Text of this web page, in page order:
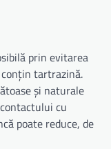
prin evitarea
tartrazină.
și naturale
cu
poate reduce, de